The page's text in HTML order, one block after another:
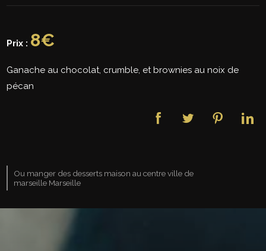
Prix : 8€
Ganache au chocolat, crumble, et brownies au noix de
pécan
Ou manger des desserts maison au centre ville de
marseille Marseille